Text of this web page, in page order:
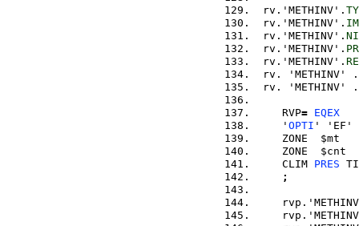
rv.'METHINV'.
rv.'METHINV'.
rv.'METHINV'.
rv.'METHINV'.
rv.'METHINV'.
rv. 'METHINV' .
rv. 'METHINV' .
    RVP
= EQEX
    '
OPTI ' 'EF'
ZONE  $mt
ZONE  $cnt
    CLIM
PRES
;